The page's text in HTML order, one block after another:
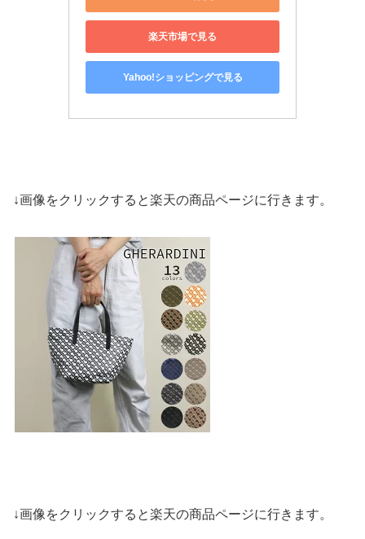
楽天市場で見る
Yahoo!ショッピングで見る
↓画像をクリックすると楽天の商品ページに行きます。
↓画像をクリックすると楽天の商品ページに行きます。